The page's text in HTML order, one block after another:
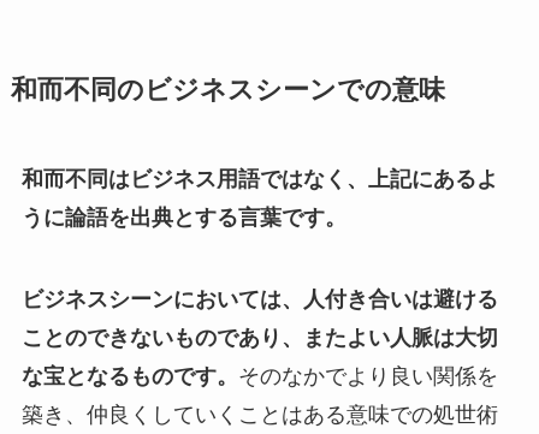
和而不同のビジネスシーンでの意味
和而不同はビジネス用語ではなく、上記にあるよ
うに論語を出典とする言葉です。
ビジネスシーンにおいては、人付き合いは避ける
ことのできないものであり、またよい人脈は大切
な宝となるものです。 そのなかでより良い関係を
築き、仲良くしていくことはある意味での処世術